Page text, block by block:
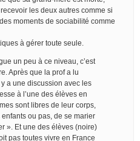
les deux autres comme si
moments de sociabilité comme
à gérer toute seule.
un peu à ce niveau, c’est
Après que la prof a lu
a une discussion avec les
à l’une des élèves en
sont libres de leur corps,
ou pas, de se marier
». Et une des élèves (noire)
pas toutes vivre en France